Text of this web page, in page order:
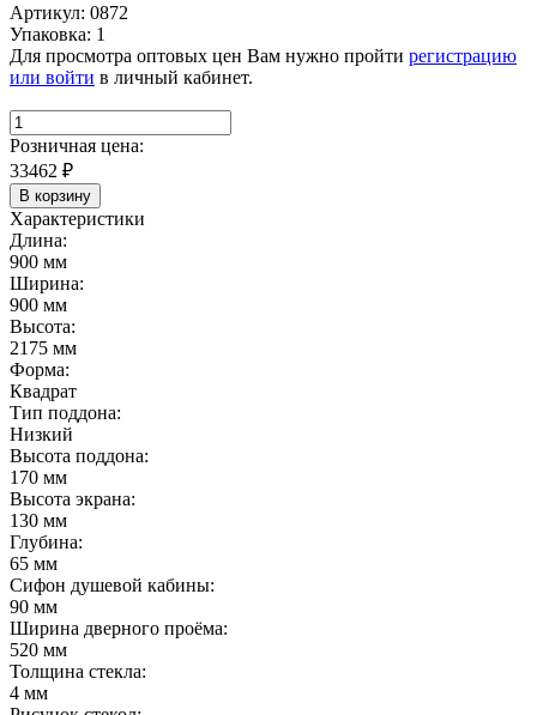
Артикул: 0872
Упаковка: 1
Для просмотра оптовых цен Вам нужно пройти регистрацию
или войти в личный кабинет.
Розничная цена:
33462 ₽
В корзину
Характеристики
Длина:
900 мм
Ширина:
900 мм
Высота:
2175 мм
Форма:
Квадрат
Тип поддона:
Низкий
Высота поддона:
170 мм
Высота экрана:
130 мм
Глубина:
65 мм
Сифон душевой кабины:
90 мм
Ширина дверного проёма:
520 мм
Толщина стекла:
4 мм